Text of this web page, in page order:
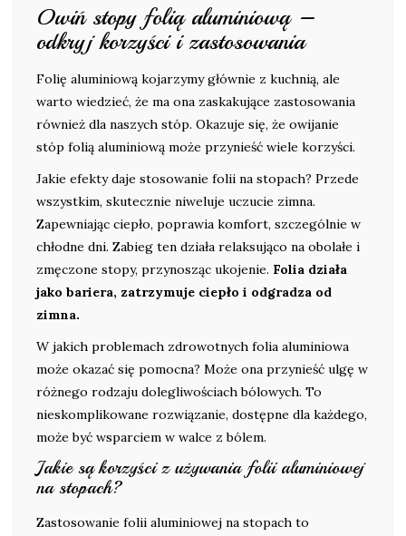
Owiń stopy folią aluminiową –
odkryj korzyści i zastosowania
Folię aluminiową kojarzymy głównie z kuchnią, ale
warto wiedzieć, że ma ona zaskakujące zastosowania
również dla naszych stóp. Okazuje się, że owijanie
stóp folią aluminiową może przynieść wiele korzyści.
Jakie efekty daje stosowanie folii na stopach? Przede
wszystkim, skutecznie niweluje uczucie zimna.
Zapewniając ciepło, poprawia komfort, szczególnie w
chłodne dni. Zabieg ten działa relaksująco na obolałe i
zmęczone stopy, przynosząc ukojenie. Folia działa
jako bariera, zatrzymuje ciepło i odgradza od
zimna.
W jakich problemach zdrowotnych folia aluminiowa
może okazać się pomocna? Może ona przynieść ulgę w
różnego rodzaju dolegliwościach bólowych. To
nieskomplikowane rozwiązanie, dostępne dla każdego,
może być wsparciem w walce z bólem.
Jakie są korzyści z używania folii aluminiowej
na stopach?
Zastosowanie folii aluminiowej na stopach to